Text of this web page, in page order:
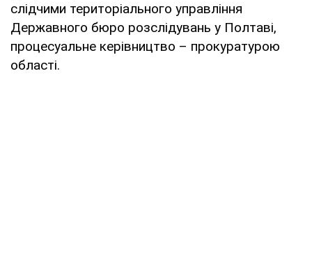
слідчими територіального управління
Державного бюро розслідувань у Полтаві,
процесуальне керівництво – прокуратурою
області.